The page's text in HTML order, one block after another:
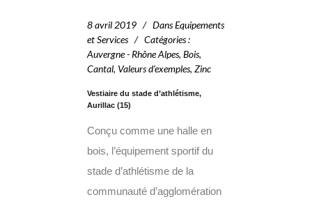
8 avril 2019 DansEquipements
et Services
Catégories:
Auvergne - Rhône Alpes, Bois,
Cantal, Valeurs d'exemples, Zinc
Vestiaire du stade d’athlétisme,
Aurillac (15)
Conçu comme une halle en
bois, l’équipement sportif du
stade d’athlétisme de la
communauté d’agglomération